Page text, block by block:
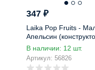
347 ₽
Laika Pop Fruits -
Апельсин
В наличии: 12 шт.
Артикул: 56826